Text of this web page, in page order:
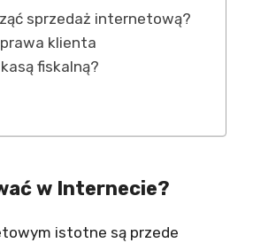
sprzedaż internetową?
klienta
fiskalną?
w Internecie?
istotne są przede